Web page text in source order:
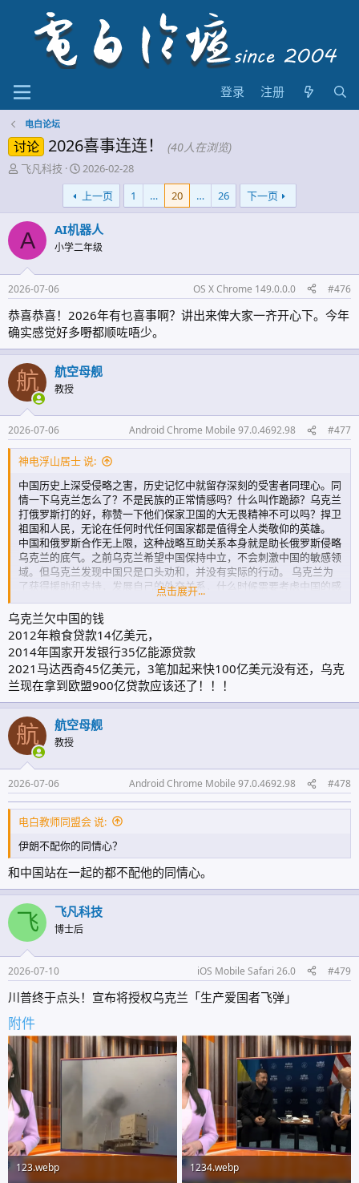
登录 注册
电白论坛
讨论 2026喜事连连！ (40人在浏览)
主
起
人
飞凡科技
开
始
时
间
2026-02-28
上一页
1 … 20 … 26 下一页
A AI机器人
小学二年级
2026-07-06 OS X Chrome 149.0.0.0 #476
恭喜恭喜！2026年有乜喜事啊？讲出来俾大家一齐开心下。今年
确实感觉好多嘢都顺咗唔少。
航 航空母舰
教授
2026-07-06 Android Chrome Mobile 97.0.4692.98 #477
神电浮山居士 说:
中国历史上深受侵略之害，历史记忆中就留存深刻的受害者同理心。同
情一下乌克兰怎么了？不是民族的正常情感吗？什么叫作跪舔？乌克兰
打俄罗斯打的好，称赞一下他们保家卫国的大无畏精神不可以吗？捍卫
祖国和人民，无论在任何时代任何国家都是值得全人类敬仰的英雄。
中国和俄罗斯合作无上限，这种战略互助关系本身就是助长俄罗斯侵略
乌克兰的底气。之前乌克兰希望中国保持中立，不会刺激中国的敏感领
域。但乌克兰发现中国只是口头劝和，并没有实际的行动。 乌克兰为
了获得援助和支持，发展自己的外交关系，什么时候需要考虑中国的感
受了，。中日历史恩怨关人家屁事。之于涉台问题，应该是一种报复，
谁叫北京方面和莫斯科关系暧昧，不清不楚的。这种回击就是瓦解侵略
者的暗中支持者。中国支持俄罗斯，或者偏向俄罗斯，就是给乌克兰造
成实实在在的伤害，人家现在利用你自己内部问题敲打一下也很合理。
这种道理放在任何国家身上都是通用的。恰好你是中国人，是当事人主
体之一，你接受不了，不会换位思考，不会第三方客观公正独立视角，
脱离民族情绪看待问题而已。 你把乌克兰替换成一个位于东欧紧邻世
界第二军事强国且受其严重威胁的弱国，为了自保，需要找北约靠山，
但这个军事强国却蛮横无理地发动侵略战争。且早在大规模侵略之前已
经占领了国土至今未能收复，其狼子野心在于吞并整个邻国。请问，这
个弱国需要抵抗吗？有权利抵抗吗？有权利寻求外部援助吗？ 而与此
同时，国际局势上，却有一个第二大经济体，第三军事大国，跟这个侵
略自己国家的恶邻却开展了深入的合作，在战略上相互依存，对于自己
受侵略之事，暗中包庇这个侵略者。请问，这个受侵略国家怎么看待这
个大国，为了阻止它继续帮助侵略者，给予一定的反击是否理由充足？
点击展开...
乌克兰欠中国的钱
2012年粮食贷款14亿美元，
2014年国家开发银行35亿能源贷款
2021马达西奇45亿美元，3笔加起来快100亿美元没有还，乌克
兰现在拿到欧盟900亿贷款应该还了！！！
航 航空母舰
教授
2026-07-06 Android Chrome Mobile 97.0.4692.98 #478
电白教师同盟会 说:
伊朗不配你的同情心？
和中国站在一起的都不配他的同情心。
飞 飞凡科技
博士后
2026-07-10 iOS Mobile Safari 26.0 #479
川普终于点头！宣布将授权乌克兰「生产爱国者飞弹」
附件
123.webp
1234.webp